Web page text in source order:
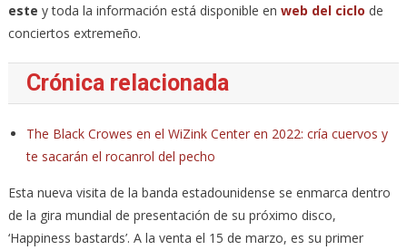
este y toda la información está disponible en web del ciclo de
conciertos extremeño.
Crónica relacionada
The Black Crowes en el WiZink Center en 2022: cría cuervos y
te sacarán el rocanrol del pecho
Esta nueva visita de la banda estadounidense se enmarca dentro
de la gira mundial de presentación de su próximo disco,
‘Happiness bastards’. A la venta el 15 de marzo, es su primer